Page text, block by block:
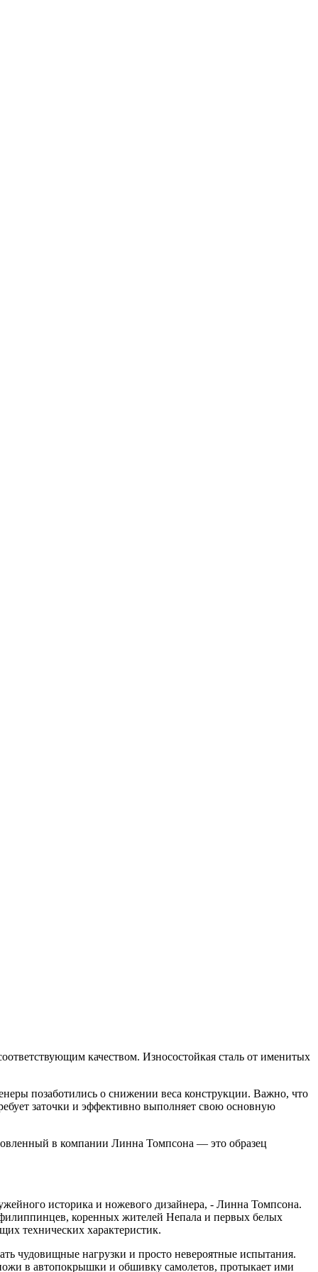
качеством. Износостойкая сталь от именитых
позаботились о снижении веса конструкции. Важно, что
заточки и эффективно выполняет свою основную
в компании Линна Томпсона — это образец
историка и ножевого дизайнера, - Линна Томпсона.
коренных жителей Непала и первых белых
технических характеристик.
чудовищные нагрузки и просто невероятные испытания.
в автопокрышки и обшивку самолетов, протыкает ими